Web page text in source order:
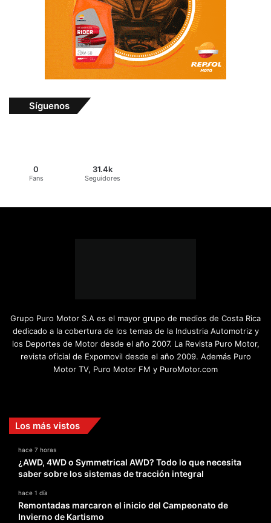
Síguenos
0
Fans
31.4k
Seguidores
Grupo Puro Motor S.A es el mayor grupo de medios de Costa Rica
dedicado a la cobertura de los temas de la Industria Automotriz y
los Deportes de Motor desde el año 2007. La Revista Puro Motor,
revista oficial de Expomovil desde el año 2009. Además Puro
Motor TV, Puro Motor FM y PuroMotor.com
Los más vistos
hace 7 horas
¿AWD, 4WD o Symmetrical AWD? Todo lo que necesita
saber sobre los sistemas de tracción integral
hace 1 día
Remontadas marcaron el inicio del Campeonato de
Invierno de Kartismo